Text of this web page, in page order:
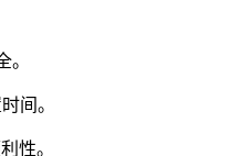
。
间。
性。